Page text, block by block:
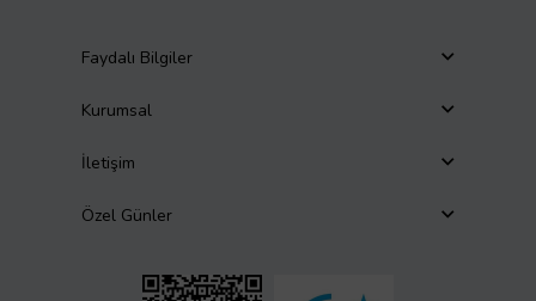
Faydalı Bilgiler
Kurumsal
İletişim
Özel Günler